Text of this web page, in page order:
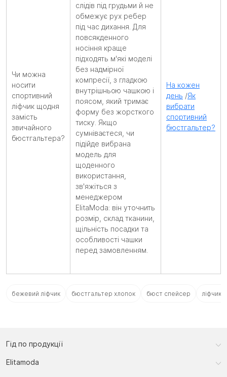
Чи можна
носити
спортивний
ліфчик щодня
замість
звичайного
бюстгальтера?
слідів під грудьми й не
обмежує рух ребер
під час дихання. Для
повсякденного
носіння краще
підходять м'які моделі
без надмірної
компресії, з гладкою
внутрішньою чашкою і
поясом, який тримає
форму без жорсткого
тиску. Якщо
сумніваєтеся, чи
підійде вибрана
модель для
щоденного
використання,
зв'яжіться з
менеджером
ElitaModa: він уточнить
розмір, склад тканини,
щільність посадки та
особливості чашки
перед замовленням.
На кожен
день /Як
вибрати
спортивний
бюстгальтер?
бежевий ліфчик бюстгальтер хлопок бюст спейсер ліфчик
Гід по продукції
Elitamoda